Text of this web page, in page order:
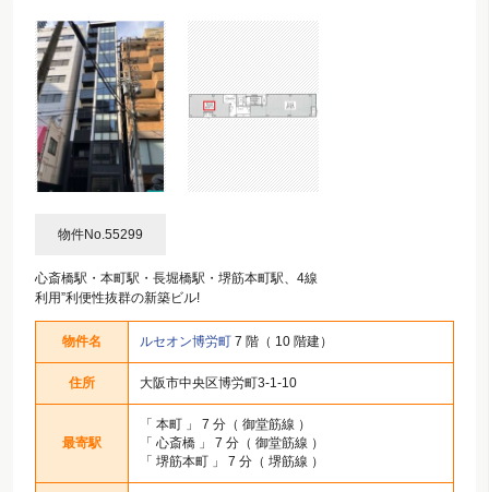
物件No.55299
心斎橋駅・本町駅・長堀橋駅・堺筋本町駅、4線
利用”利便性抜群の新築ビル!
物件名 ルセオン博労町 7 階（ 10 階建）
住所 大阪市中央区博労町3-1-10
最寄駅
「 本町 」 7 分（ 御堂筋線 ）
「 心斎橋 」 7 分（ 御堂筋線 ）
「 堺筋本町 」 7 分（ 堺筋線 ）